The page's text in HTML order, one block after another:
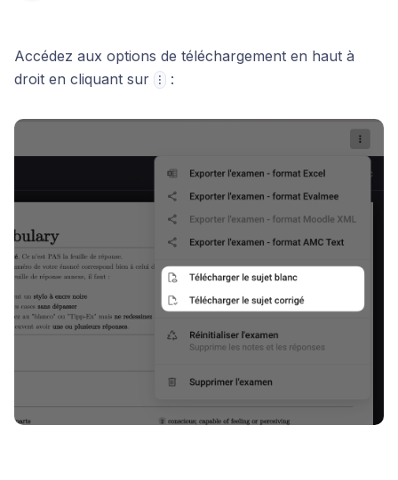
Accédez aux options de téléchargement en haut à
droit en cliquant sur
⁝ :